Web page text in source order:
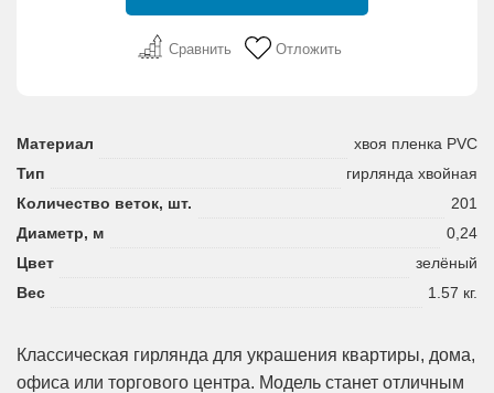
Сравнить Отложить
Материал
хвоя пленка PVC
Тип
гирлянда хвойная
Количество веток, шт.
201
Диаметр, м
0,24
Цвет
зелёный
Вес
1.57 кг.
Классическая гирлянда для украшения квартиры, дома,
офиса или торгового центра. Модель станет отличным